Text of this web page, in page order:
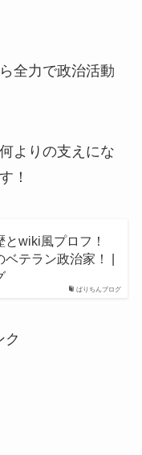
全力で政治活動
よりの支えにな
！
ばりちんブログ
とwiki風プロフ！
ベテラン政治家！ |
ク